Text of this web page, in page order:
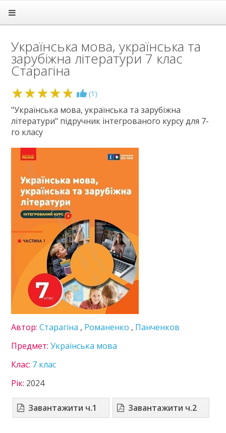
Підручники
1 клас
2 клас
3 клас
5 клас
6 клас
7 клас
Алгебра
Англійська мова
Біологія
Всесвітня історія
Географія
Геометрія
Громадянська освіта
Зарубіжна література
Інформатика
Іспанська мова
Історія України
Література
Математика
Мистецтво
Мови нац. меншин
Німецька мова
Технології
Українська література
Фізика
Французька мова
8 клас
9 клас
Українська мова, українська та
зарубіжна літератури 7 клас
Старагіна
5 (1 )
"Українська мова, українська та зарубіжна
літератури" підручник інтегрованого курсу для 7-
го класу
Автор:Старагіна , Романенко , Панченков
Предмет:Українська мова
Клас: 7 клас
Рік: 2024
Завантажити ч.1 Завантажити ч.2